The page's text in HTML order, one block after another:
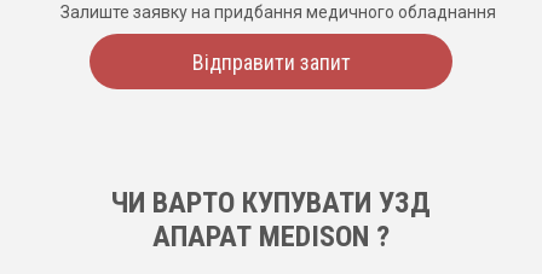
Залиште заявку на придбання медичного обладнання
Відправити запит
ЧИ ВАРТО КУПУВАТИ УЗД
АПАРАТ MEDISON ?